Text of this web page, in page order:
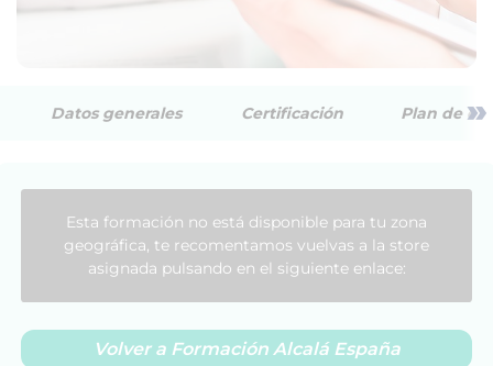
Datos generales Certificación Plan de »
Esta formación no está disponible para tu zona
geográfica, te recomentamos vuelvas a la store
asignada pulsando en el siguiente enlace:
Volver a Formación Alcalá España